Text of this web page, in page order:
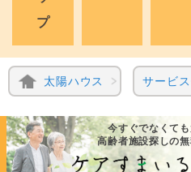
太陽ハウス サービ
今すぐでなくて
高齢者施設探しの